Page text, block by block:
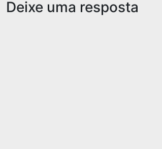
Deixe uma resposta